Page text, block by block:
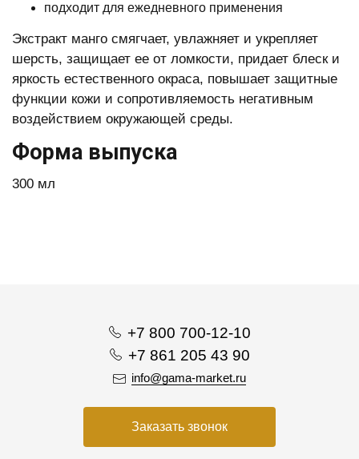
подходит для ежедневного применения
Экстракт манго смягчает, увлажняет и укрепляет
шерсть, защищает ее от ломкости, придает блеск и
яркость естественного окраса, повышает защитные
функции кожи и сопротивляемость негативным
воздействием окружающей среды.
Форма выпуска
300 мл
+7 800 700-12-10
+7 861 205 43 90
info@gama-market.ru
Заказать звонок